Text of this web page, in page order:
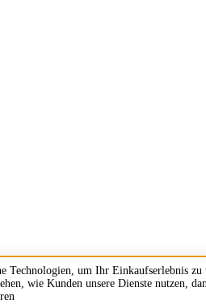
Technologien, um Ihr Einkaufserlebnis zu
wie Kunden unsere Dienste nutzen,